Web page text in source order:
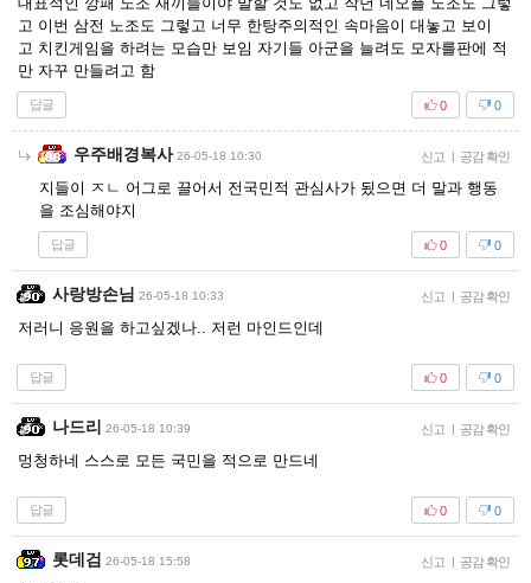
고 이번 삼전 노조도 그렇고 너무 한탕주의적인 속마음이 대놓고 보이
고 치킨게임을 하려는 모습만 보임 자기들 아군을 늘려도 모자를판에 적
만 자꾸 만들려고 함
답글 0
0
우주배경복사 26-05-18 10:30 신고 | 공감 확인
지들이 ㅈㄴ 어그로 끌어서 전국민적 관심사가 됬으면 더 말과 행동
을 조심해야지
답글 0
0
사랑방손님 26-05-18 10:33 신고 | 공감 확인
저러니 응원을 하고싶겠나.. 저런 마인드인데
답글 0
0
나드리 26-05-18 10:39 신고 | 공감 확인
멍청하네 스스로 모든 국민을 적으로 만드네
답글 0
0
롯데검 26-05-18 15:58 신고 | 공감 확인